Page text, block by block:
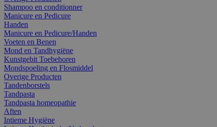
Shampoo en conditionner
Manicure en Pedicure
Handen
Manicure en Pedicure/Handen
Voeten en Benen
Mond en Tandhygiëne
Kunstgebit Toebehoren
Mondspoeling en Flosmiddel
Overige Producten
Tandenborstels
Tandpasta
Tandpasta homeopathie
Aften
Intieme Hygiëne